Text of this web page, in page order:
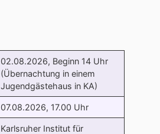
02.08.2026, Beginn 14 Uhr
(Übernachtung in einem
Jugendgästehaus in KA)
07.08.2026, 17.00 Uhr
Karlsruher Institut für